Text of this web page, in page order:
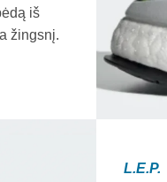
iš
žingsnį.
L.E.P.